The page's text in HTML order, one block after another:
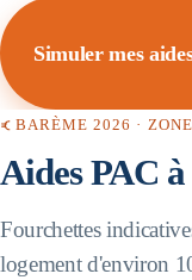
Simuler mes
BARÈME 2026 · ZONE
Aides PAC à
Fourchettes
logement d'environ